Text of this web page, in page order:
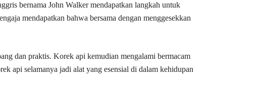
bernama John Walker mendapatkan langkah untuk
mendapatkan bahwa bersama dengan menggesekkan
dan praktis. Korek api kemudian mengalami bermacam
api selamanya jadi alat yang esensial di dalam kehidupan